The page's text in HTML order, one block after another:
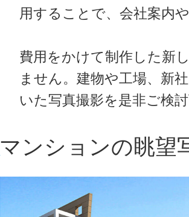
用することで、会社案内
費用をかけて制作した新
ません。建物や工場、新
いた写真撮影を是非ご検討
マンションの眺望